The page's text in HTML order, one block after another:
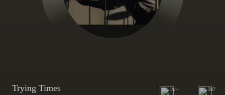
Trying Times 1w+ 387